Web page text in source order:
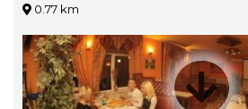
0.77 km